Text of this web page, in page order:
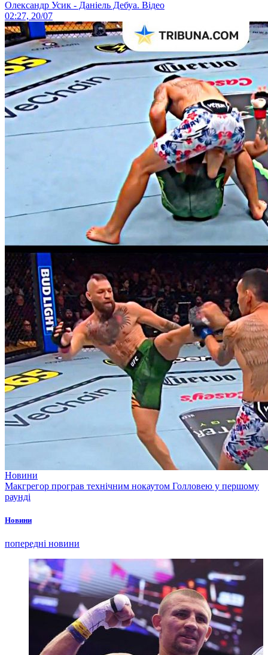
Олександр Усик - Даніель Дебуа. Відео
02:27, 20/07
Новини
Макгрегор програв технічним нокаутом Голловею у першому
раунді
Новини
попередні новини